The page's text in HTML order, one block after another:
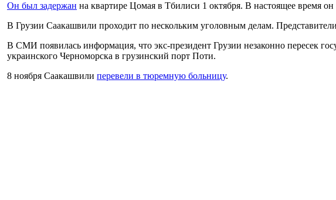
Он был задержан на квартире Цомая в Тбилиси 1 октября. В настоящее время
В Грузии Саакашвили проходит по нескольким уголовным делам. Представители
В СМИ появилась информация, что экс-президент Грузии незаконно пересек
украинского Черноморска в грузинский порт Поти.
8 ноября Саакашвили перевели в тюремную больницу.